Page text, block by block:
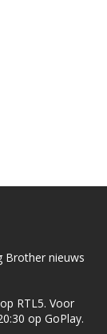
Brother nieuws
RTL5. Voor
op GoPlay.